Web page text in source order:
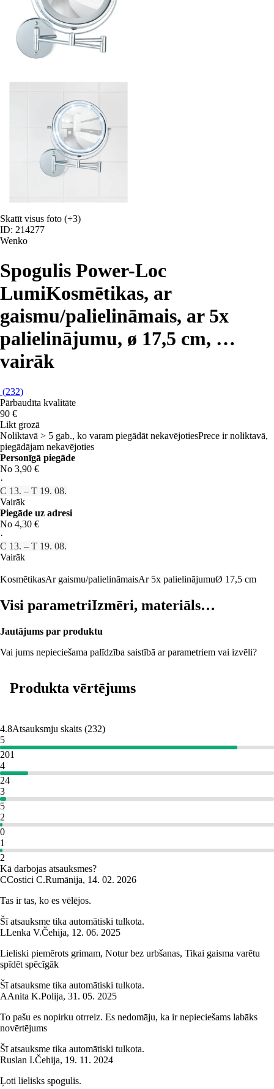
Skatīt visus foto (+3)
ID: 214277
Wenko
Spogulis Power-Loc
LumiKosmētikas, ar
gaismu/palielināmais, ar 5x
palielinājumu, ø 17,5 cm, …
vairāk
(232)
Pārbaudīta kvalitāte
90 €
Likt grozā
Noliktavā > 5 gab., ko varam piegādāt nekavējotiesPrece ir noliktavā,
piegādājam nekavējoties
Personīgā piegāde
No 3,90 €
·
C 13. – T 19. 08.
Vairāk
Piegāde uz adresi
No 4,30 €
·
C 13. – T 19. 08.
Vairāk
KosmētikasAr gaismu/palielināmaisAr 5x palielinājumuØ 17,5 cm
Visi parametriIzmēri, materiāls…
Jautājums par produktu
Vai jums nepieciešama palīdzība saistībā ar parametriem vai izvēli?
Produkta vērtējums
4.8Atsauksmju skaits (232)
5
201
4
24
3
5
2
0
1
2
Kā darbojas atsauksmes?
CCostici C.Rumānija, 14. 02. 2026
Tas ir tas, ko es vēlējos.
Šī atsauksme tika automātiski tulkota.
LLenka V.Čehija, 12. 06. 2025
Lieliski piemērots grimam, Notur bez urbšanas, Tikai gaisma varētu
spīdēt spēcīgāk
Šī atsauksme tika automātiski tulkota.
AAnita K.Polija, 31. 05. 2025
To pašu es nopirku otrreiz. Es nedomāju, ka ir nepieciešams labāks
novērtējums
Šī atsauksme tika automātiski tulkota.
Ruslan I.Čehija, 19. 11. 2024
Ļoti lielisks spogulis.